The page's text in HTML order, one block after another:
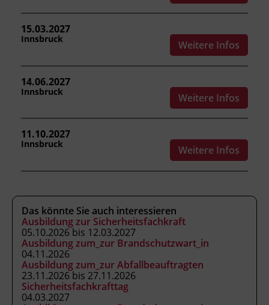
Fachtrainer_in
Kursbesuchsbestätigung
Für eine Verlängerung des
Brandschutzpasses dürfen seit Ausstellung
oder letzter Verlängerung höchstens fünf
Jahre und drei Monate vergangen sein. Bitte
15.03.2027
Innsbruck Weitere Infos
14.06.2027
Innsbruck Weitere Infos
11.10.2027
Innsbruck Weitere Infos
Das könnte Sie auch interessieren
Ausbildung zur Sicherheitsfachkraft
05.10.2026 bis 12.03.2027
Ausbildung zum_zur Brandschutzwart_in
04.11.2026
Ausbildung zum_zur Abfallbeauftragten
23.11.2026 bis 27.11.2026
Sicherheitsfachkrafttag
04.03.2027